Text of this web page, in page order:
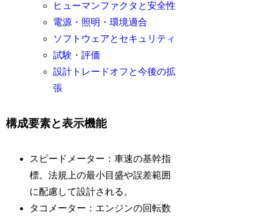
ヒューマンファクタと安全性
電源・照明・環境適合
ソフトウェアとセキュリティ
試験・評価
設計トレードオフと今後の拡
張
構成要素と表示機能
スピードメーター：車速の基幹指
標。法規上の最小目盛や誤差範囲
に配慮して設計される。
タコメーター：エンジンの回転数